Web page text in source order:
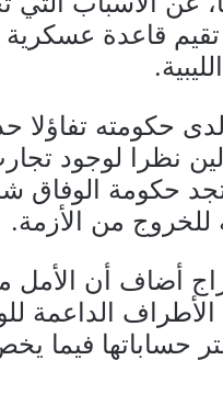
تقيم قاعدة
حكومته تفاؤلا
نظرا لوجود
حكومة الوفاق
للخروج من الأزمة.
أضاف أن الأمل
الداعمة
حساباتها فيما